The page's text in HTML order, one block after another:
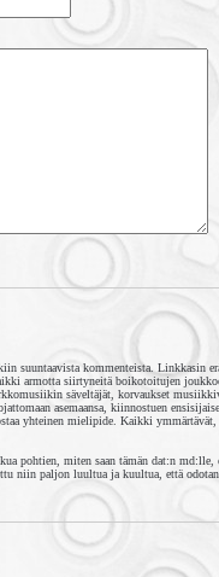
suuntaavista kommenteista. Linkkasin
armotta siirtyneitä boikotoitujen
säveltäjät, korvaukset
asemaansa, kiinnostuen
yhteinen mielipide. Kaikki
pohtien, miten saan tämän dat:n
niin paljon luultua ja kuultua, että